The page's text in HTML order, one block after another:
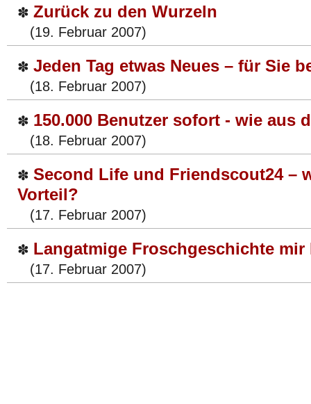
✽ Zurück zu den Wurzeln
(19. Februar 2007)
✽ Jeden Tag etwas Neues – für Sie
(18. Februar 2007)
✽ 150.000 Benutzer sofort - wie aus
(18. Februar 2007)
✽ Second Life und Friendscout24 –
Vorteil?
(17. Februar 2007)
✽ Langatmige Froschgeschichte mir
(17. Februar 2007)